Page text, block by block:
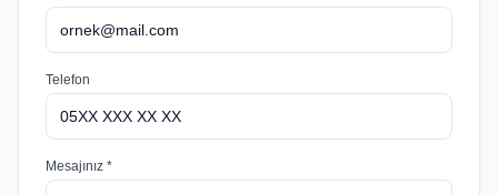
Telefon
Mesajınız *